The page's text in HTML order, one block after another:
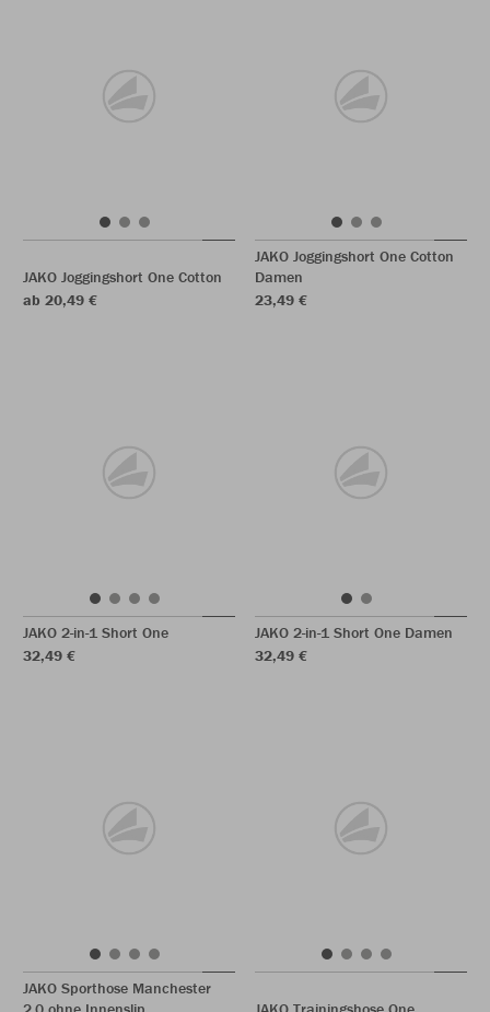
JAKO Joggingshort One Cotton
ab 20,49 €
JAKO Joggingshort One Cotton
Damen
23,49 €
JAKO 2-in-1 Short One
32,49 €
JAKO 2-in-1 Short One Damen
32,49 €
JAKO Sporthose Manchester